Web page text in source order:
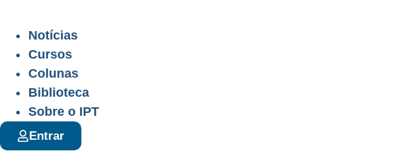
Notícias
Cursos
Colunas
Biblioteca
Sobre o IPT
Entrar